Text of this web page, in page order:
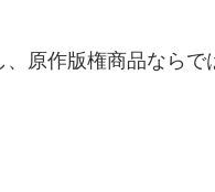
、原作版権商品なら